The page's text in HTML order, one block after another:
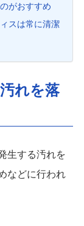
がおすすめ
スは常に清潔
れを落
生する汚れを
などに行われ